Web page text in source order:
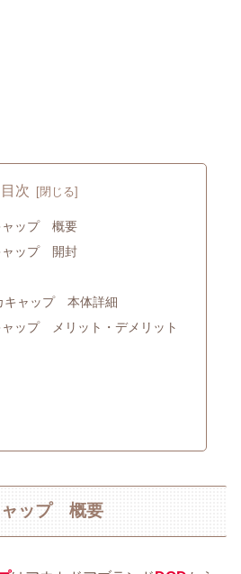
目次
ャップ 概要
ャップ 開封
キャップ 本体詳細
ャップ メリット・デメリット
ャップ 概要